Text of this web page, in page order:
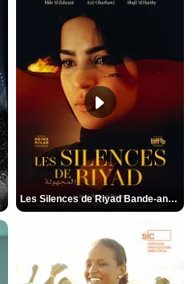
Les Silences de Riyad Bande-annonce VO STFR